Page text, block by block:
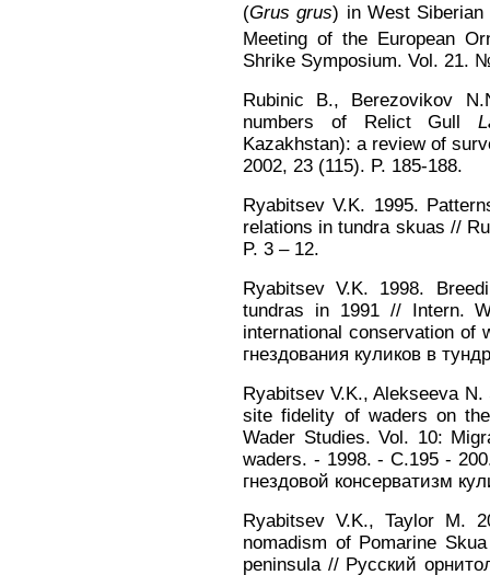
(Grus grus) in West
Meeting of the European
Shrike Symposium. Vol. 21.
Rubinic B., Berezovikov
numbers of Relict Gull
Kazakhstan): a review of
2002, 23 (115). P. 185-188.
Ryabitsev V.K. 1995.
relations in tundra skuas //
P. 3 – 12.
Ryabitsev V.K. 1998.
tundras in 1991 // Intern.
international conservation of
гнездования куликов в
Ryabitsev V.K., Alekseeva
site fidelity of waders on
Wader Studies. Vol. 10:
waders. - 1998. - С.195 -
гнездовой консерватизм
Ryabitsev V.K., Taylor M.
nomadism of Pomarine
peninsula // Русский